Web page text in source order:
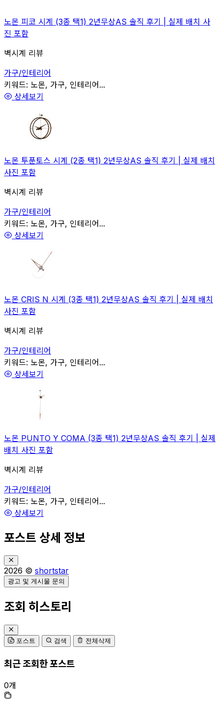
노몬 피코 시계 (3종 택1) 2년무상AS 솔직 후기 | 실제 배치 사
진 포함
벽시계 리뷰
가구/인테리어
관련
키워드: 노몬, 가구, 인테리어...
상세보기
노몬 투푼토스 시계 (2종 택1) 2년무상AS 솔직 후기 | 실제 배치
사진 포함
벽시계 리뷰
가구/인테리어
관련
키워드: 노몬, 가구, 인테리어...
상세보기
노몬 CRIS N 시계 (3종 택1) 2년무상AS 솔직 후기 | 실제 배치
사진 포함
벽시계 리뷰
가구/인테리어
관련
키워드: 노몬, 가구, 인테리어...
상세보기
노몬 PUNTO Y COMA (3종 택1) 2년무상AS 솔직 후기 | 실제
배치 사진 포함
벽시계 리뷰
가구/인테리어
관련
키워드: 노몬, 가구, 인테리어...
상세보기
포스트 상세 정보
2026 © shortstar
광고 및 게시물 문의
조회 히스토리
포스트 검색 전체삭제
최근 조회한 포스트
0개